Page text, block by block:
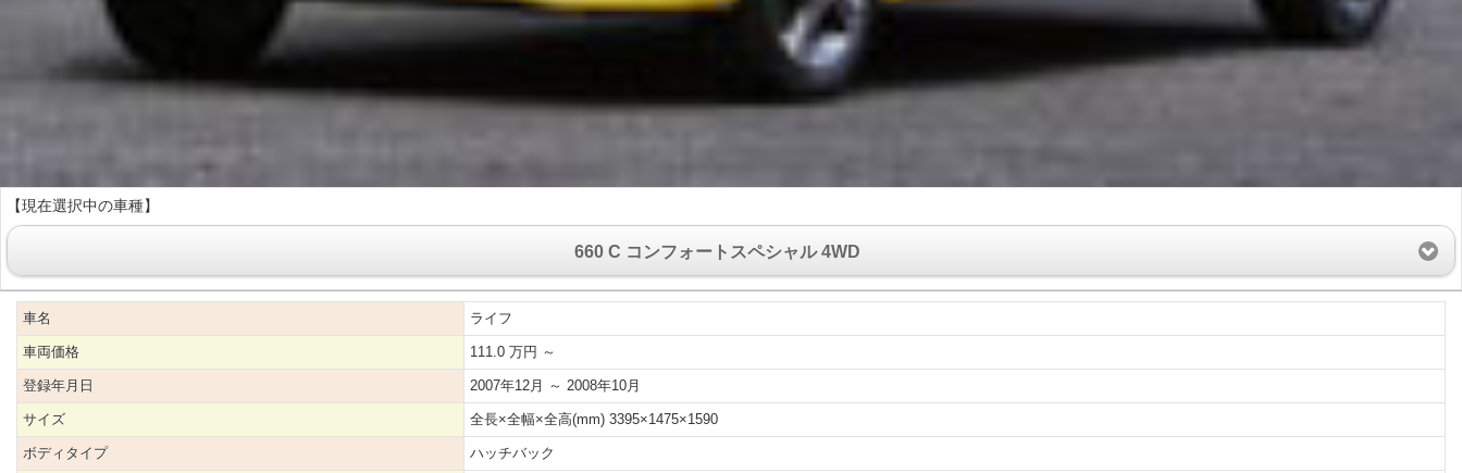
【現在選択中の車種】
660 C コンフォートスペシャル 4WD
車名 ライフ
車両価格 111.0 万円 ～
登録年月日 2007年12月 ～ 2008年10月
サイズ 全長×全幅×全高(mm) 3395×1475×1590
ボディタイプ ハッチバック